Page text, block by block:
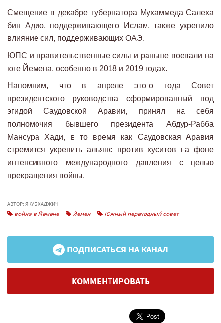
Смещение в декабре губернатора Мухаммеда Салеха
бин Адио, поддерживающего Ислам, также укрепило
влияние сил, поддерживающих ОАЭ.
ЮПС и правительственные силы и раньше воевали на
юге Йемена, особенно в 2018 и 2019 годах.
Напомним, что в апреле этого года Совет
президентского руководства сформированный под
эгидой Саудовской Аравии, принял на себя
полномочия бывшего президента Абдур-Рабба
Мансура Хади, в то время как Саудовская Аравия
стремится укрепить альянс против хуситов на фоне
интенсивного международного давления с целью
прекращения войны.
АВТОР: ЯКУБ ХАДЖИЧ
война в Йемене Йемен Южный переходный совет
ПОДПИСАТЬСЯ НА КАНАЛ
КОММЕНТИРОВАТЬ